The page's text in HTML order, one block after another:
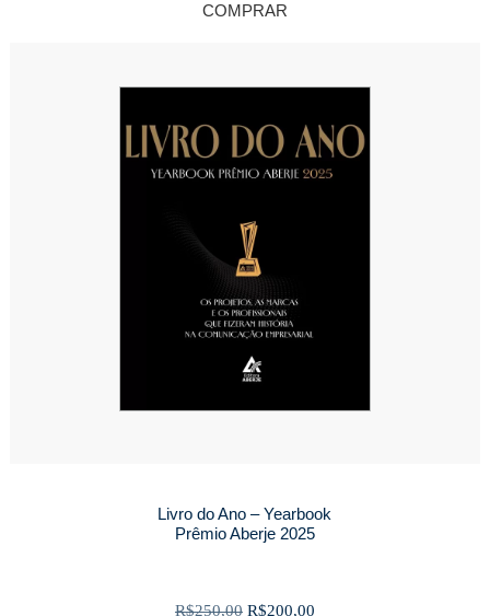
COMPRAR
Livro do Ano – Yearbook
Prêmio Aberje 2025
R$250,00 O
R$200,00O